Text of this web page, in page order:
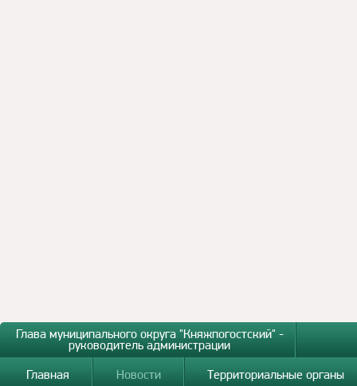
Глава муниципального округа "Княжпогостский" -
руководитель администрации
Главная
Новости Территориальные органы